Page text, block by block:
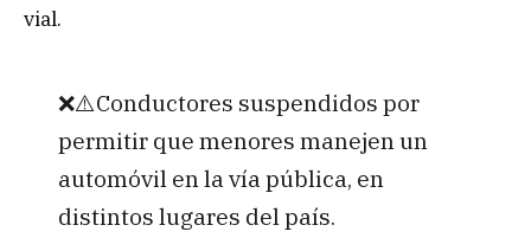
vial.
❌⚠️Conductores suspendidos por
permitir que menores manejen un
automóvil en la vía pública, en
distintos lugares del país.